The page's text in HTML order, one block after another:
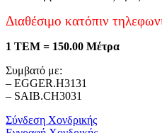
Διαθέσιμο κατόπιν
1 ΤΕΜ = 150.00 Μέτρα
Συμβατό με:
– EGGER.H3131
– SAIB.CH3031
Σύνδεση Χονδρικής